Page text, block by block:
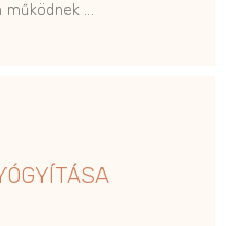
működnek …